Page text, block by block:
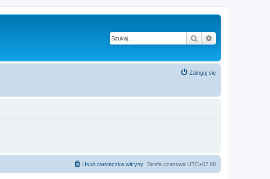
Szukaj
Zaloguj się
Strefa czasowa UTC+02:00
Usuń ciasteczka witryny